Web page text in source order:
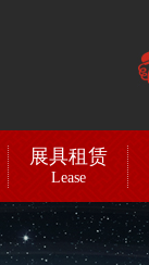
展具租赁
Lease